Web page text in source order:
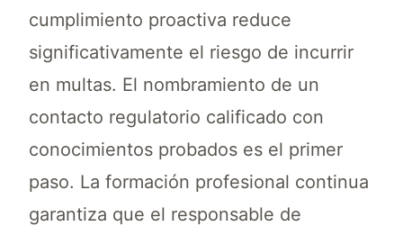
cumplimiento proactiva reduce
significativamente el riesgo de incurrir
en multas. El nombramiento de un
contacto regulatorio calificado con
conocimientos probados es el primer
paso. La formación profesional continua
garantiza que el responsable de